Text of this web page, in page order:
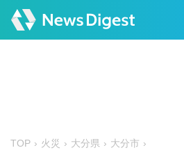
TOP 火災 大分県 大分市